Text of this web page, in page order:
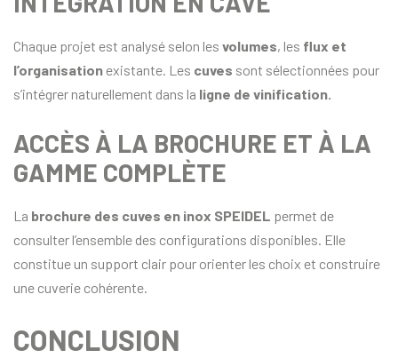
Chaque projet est analysé selon les volumes, les flux et
l’organisation existante. Les cuves sont sélectionnées pour
s’intégrer naturellement dans la ligne de vinification.
ACCÈS À LA BROCHURE ET À LA
GAMME COMPLÈTE
La brochure des cuves en inox SPEIDEL permet de
consulter l’ensemble des configurations disponibles. Elle
constitue un support clair pour orienter les choix et construire
une cuverie cohérente.
CONCLUSION